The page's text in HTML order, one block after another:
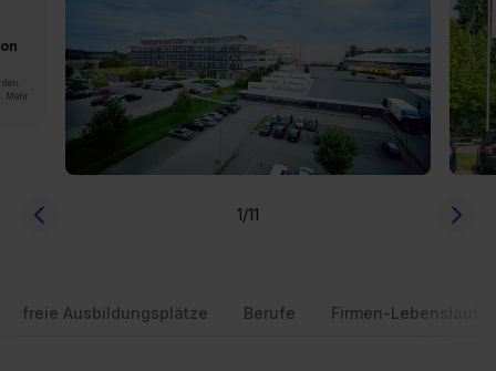
Mehr
1/11
freie Ausbildungsplätze Berufe Firmen-Lebenslauf